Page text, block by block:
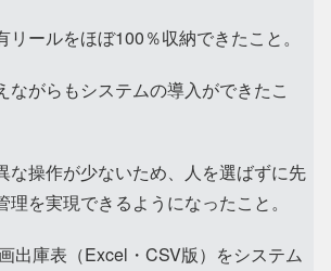
リールをほぼ100％収納できたこと。
ながらもシステムの導入ができたこ
な操作が少ないため、人を選ばずに先
理を実現できるようになったこと。
出庫表（Excel・CSV版）をシステム